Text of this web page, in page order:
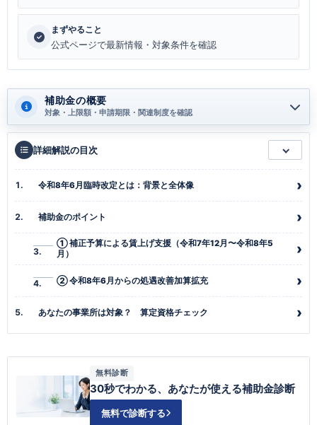
まずやること
公式ページで最新情報・対象条件を確認
補助金の概要
対象・上限額・申請期限・関連制度を確認
詳細解説の目次
令和8年6月臨時改定とは：背景と全体像
補助金のポイント
① 補正予算による賃上げ支援（令和7年12月〜令和8年5
月）
② 令和8年6月からの処遇改善加算拡充
あなたの事業所は対象？ 算定資格チェック
無料診断
30秒でわかる、あなたが使える補助金診断
無料で診断する